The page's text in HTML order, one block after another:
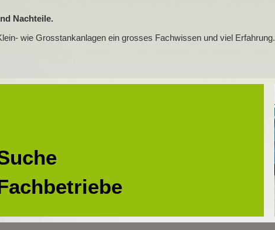
Nachteile.
wie Grosstankanlagen ein grosses Fachwissen und viel Erfahrung.